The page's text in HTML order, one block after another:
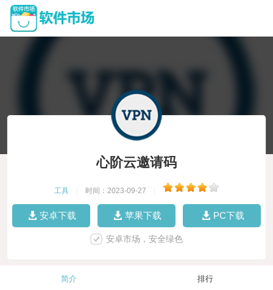
心阶云邀请码
工具 时间：2023-09-27
安卓下载 苹果下载 PC下载
安卓市场，安全绿色
简介 排行